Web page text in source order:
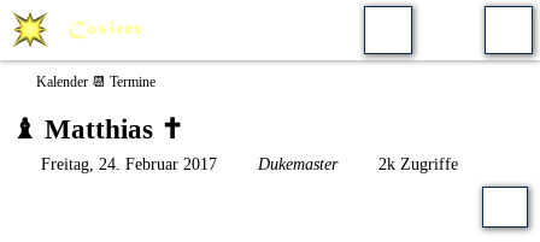
Kalender 📆 Termine
♝ Matthias ✝️
Freitag, 24. Februar 2017 Dukemaster 2k Zugriffe